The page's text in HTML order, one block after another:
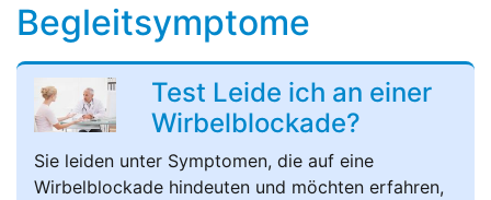
Begleitsymptome
Test Leide ich an einer
Wirbelblockade?
Sie leiden unter Symptomen, die auf eine
Wirbelblockade hindeuten und möchten erfahren,